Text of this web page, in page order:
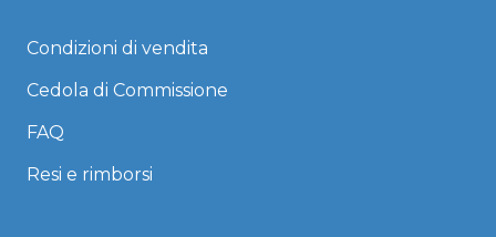
Condizioni di vendita
Cedola di Commissione
FAQ
Resi e rimborsi